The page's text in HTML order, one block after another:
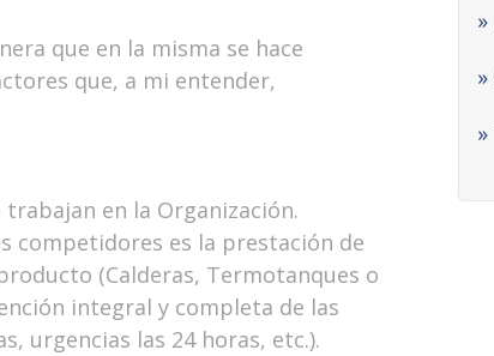
que en la misma se hace
que, a mi entender,
en la Organización.
competidores es la prestación de
(Calderas, Termotanques o
integral y completa de las
urgencias las 24 horas, etc.).